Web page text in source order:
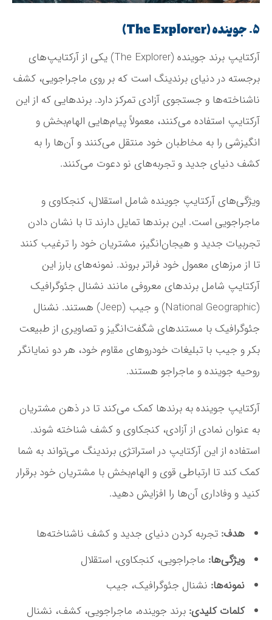
۵. جوینده (The Explorer)
آرکتایپ برند جوینده (The Explorer) یکی از آرکتایپ‌های
برجسته در دنیای برندینگ است که بر روی ماجراجویی، کشف
ناشناخته‌ها و جستجوی آزادی تمرکز دارد. برندهایی که از این
آرکتایپ استفاده می‌کنند، معمولاً پیام‌هایی الهام‌بخش و
انگیزشی را به مخاطبان خود منتقل می‌کنند و آن‌ها را به
کشف دنیای جدید و تجربه‌های نو دعوت می‌کنند.
ویژگی‌های آرکتایپ جوینده شامل استقلال، کنجکاوی و
ماجراجویی است. این برندها تمایل دارند تا با نشان دادن
تجربیات جدید و هیجان‌انگیز، مشتریان خود را ترغیب کنند
تا از مرزهای معمول خود فراتر بروند. نمونه‌های بارز این
آرکتایپ شامل برندهای معروفی مانند نشنال جئوگرافیک
(National Geographic) و جیب (Jeep) هستند. نشنال
جئوگرافیک با مستندهای شگفت‌انگیز و تصاویری از طبیعت
بکر و جیب با تبلیغات خودروهای مقاوم خود، هر دو نمایانگر
روحیه جوینده و ماجراجو هستند.
آرکتایپ جوینده به برندها کمک می‌کند تا در ذهن مشتریان
به عنوان نمادی از آزادی، کنجکاوی و کشف شناخته شوند.
استفاده از این آرکتایپ در استراتژی برندینگ می‌تواند به شما
کمک کند تا ارتباطی قوی و الهام‌بخش با مشتریان خود برقرار
کنید و وفاداری آن‌ها را افزایش دهید.
هدف: تجربه کردن دنیای جدید و کشف ناشناخته‌ها
ویژگی‌ها: ماجراجویی، کنجکاوی، استقلال
نمونه‌ها: نشنال جئوگرافیک، جیب
کلمات کلیدی: برند جوینده، ماجراجویی، کشف، نشنال